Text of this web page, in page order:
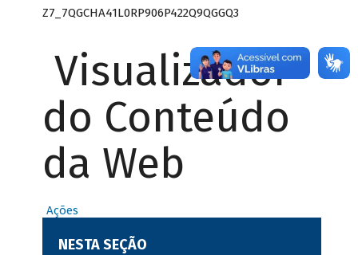
Z7_7QGCHA41L0RP906P422Q9QGGQ3
Visualizador
do Conteúdo
da Web
Ações
NESTA SEÇÃO